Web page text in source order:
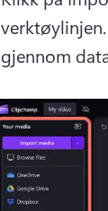
verktøylinjen.
gjennom